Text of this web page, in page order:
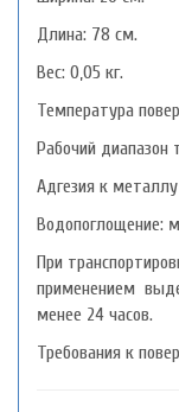
Длина: 78 см.
Вес: 0,05 кг.
Температура
Рабочий
Адгезия к
Водопоглощение:
При
применением
менее 24 часов.
Требования к